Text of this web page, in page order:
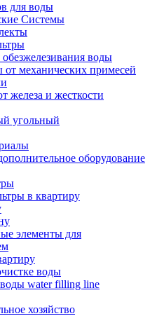
для воды
Системы
воды
механических примесей
железа и жесткости
угольный
оборудование
в квартиру
элементы для
воды
water filling line
хозяйство